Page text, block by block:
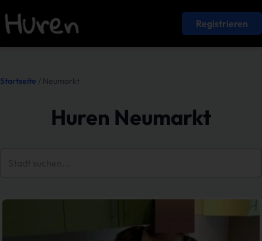
Registrieren
Startseite / Neumarkt
Huren Neumarkt